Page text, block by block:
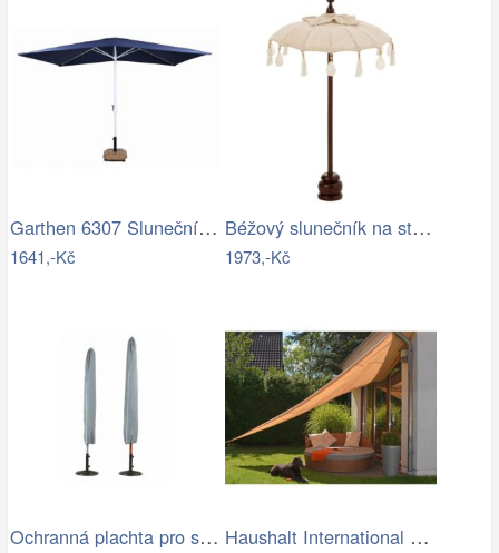
Garthen 6307 Slunečník obdélníkový 2x3…
1641,-Kč
Béžový slunečník na stůl s třásněmi a…
1973,-Kč
Ochranná plachta pro slunečníky - GD Haushalt International Stínící…